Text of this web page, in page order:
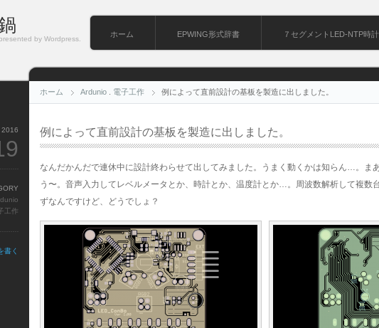
by Wordpress.
ホーム EPWING形式辞書 ７セグメントLED-NTP時計
ホーム Ardunio 電子工作 例によって直前設計の基板を製造に出しました。
例によって直前設計の基板を製造に出しました。
なんだかんだで連休中に設計終わらせて出してみました。うまく動くかは知らん…。ま
う〜。音声入力してレベルメータとか、時計とか、温度計とか…。周波数解析して複数
ずなんですけど、どうでしょ？
2016
工作
書く